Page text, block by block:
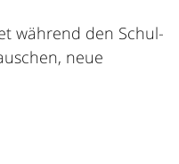
während den Schul-
neue